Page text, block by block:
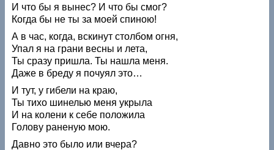
И что бы я вынес? И что бы смог?
Когда бы не ты за моей спиною!
А в час, когда, вскинут столбом огня,
Упал я на грани весны и лета,
Ты сразу пришла. Ты нашла меня.
Даже в бреду я почуял это…
И тут, у гибели на краю,
Ты тихо шинелью меня укрыла
И на колени к себе положила
Голову раненую мою.
Давно это было или вчера?